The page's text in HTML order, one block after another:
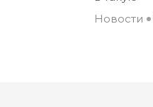
Новости